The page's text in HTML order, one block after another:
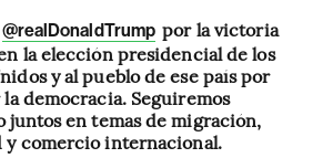
@realDonaldTrump por la victoria
la elección presidencial de los
y al pueblo de ese país por
democracia. Seguiremos
juntos en temas de migración,
y comercio internacional.